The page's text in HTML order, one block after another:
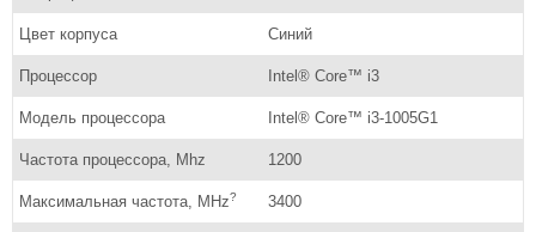
Цвет корпуса Синий
Процессор Intel® Core™ i3
Модель процессора Intel® Core™ i3-1005G1
Частота процессора, Mhz 1200
Максимальная частота, MHz? 3400